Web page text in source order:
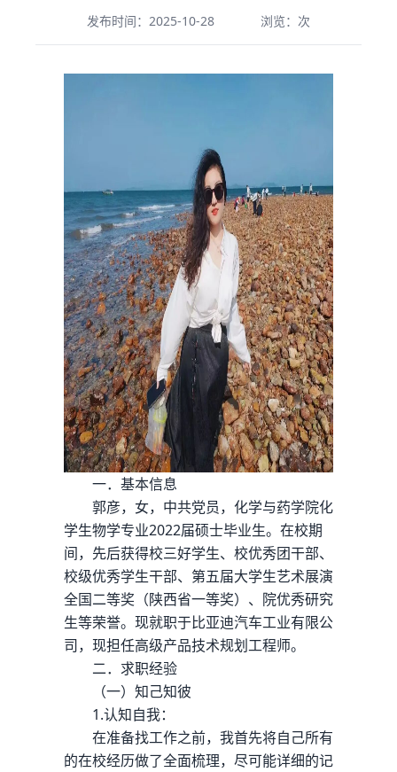
发布时间：2025-10-28 浏览： 次
一．基本信息
郭彦，女，中共党员，化学与药学院化
学生物学专业2022届硕士毕业生。在校期
间，先后获得校三好学生、校优秀团干部、
校级优秀学生干部、第五届大学生艺术展演
全国二等奖（陕西省一等奖）、院优秀研究
生等荣誉。现就职于比亚迪汽车工业有限公
司，现担任高级产品技术规划工程师。
二．求职经验
（一）知己知彼
1.认知自我：
在准备找工作之前，我首先将自己所有
的在校经历做了全面梳理，尽可能详细的记